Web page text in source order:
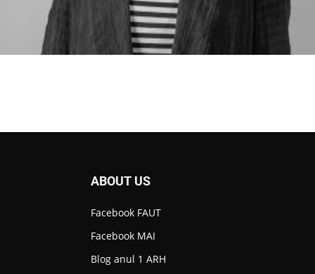
ABOUT US
Facebook FAUT
Facebook MAI
Blog anul 1 ARH